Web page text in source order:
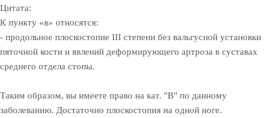
Цитата:
К пункту «в» относятся:
- продольное плоскостопие III степени без вальгусной установки
пяточной кости и явлений деформирующего артроза в суставах
среднего отдела стопы.
Таким образом, вы имеете право на кат. "В" по данному
заболеванию. Достаточно плоскостопия на одной ноге.